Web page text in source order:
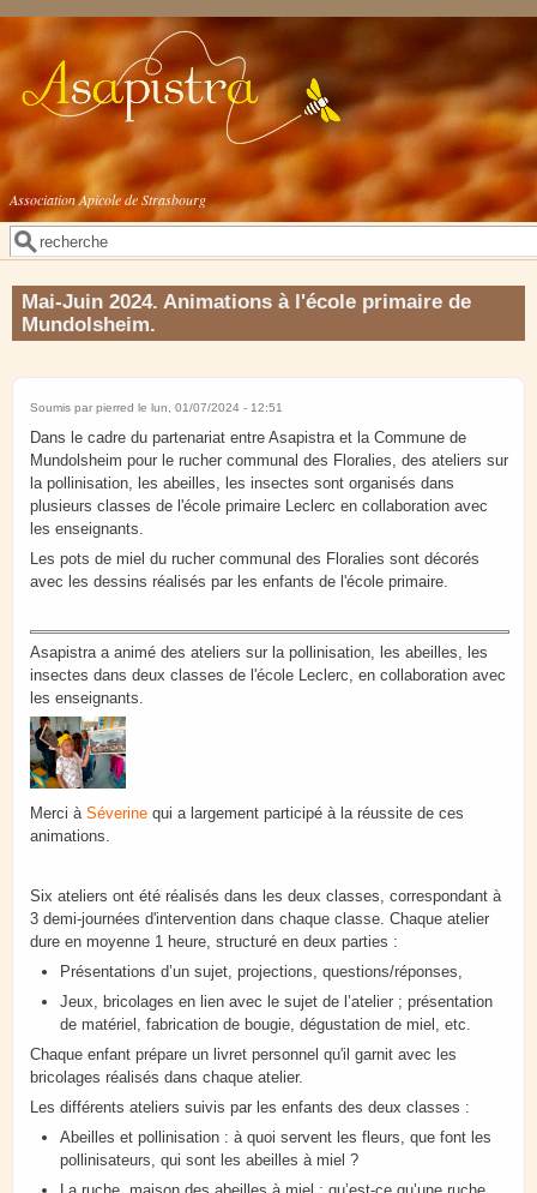
Aller au contenu principal
Association Apicole de Strasbourg
Formulaire de recherche
Rechercher
Mai-Juin 2024. Animations à l'école primaire de
Mundolsheim.
Soumis par pierred le lun, 01/07/2024 - 12:51
Dans le cadre du partenariat entre Asapistra et la Commune de
Mundolsheim pour le rucher communal des Floralies, des ateliers sur
la pollinisation, les abeilles, les insectes sont organisés dans
plusieurs classes de l'école primaire Leclerc en collaboration avec
les enseignants.
Les pots de miel du rucher communal des Floralies sont décorés
avec les dessins réalisés par les enfants de l'école primaire.
Asapistra a animé des ateliers sur la pollinisation, les abeilles, les
insectes dans deux classes de l'école Leclerc, en collaboration avec
les enseignants.
Merci à Séverine qui a largement participé à la réussite de ces
animations.
Six ateliers ont été réalisés dans les deux classes, correspondant à
3 demi-journées d'intervention dans chaque classe. Chaque atelier
dure en moyenne 1 heure, structuré en deux parties :
Présentations d’un sujet, projections, questions/réponses,
Jeux, bricolages en lien avec le sujet de l’atelier ; présentation
de matériel, fabrication de bougie, dégustation de miel, etc.
Chaque enfant prépare un livret personnel qu'il garnit avec les
bricolages réalisés dans chaque atelier.
Les différents ateliers suivis par les enfants des deux classes :
Abeilles et pollinisation : à quoi servent les fleurs, que font les
pollinisateurs, qui sont les abeilles à miel ?